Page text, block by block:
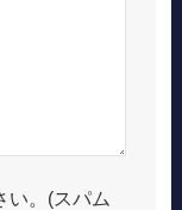
い。(スパム